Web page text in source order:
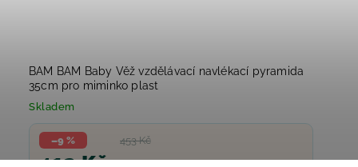
BAM BAM Baby Věž vzdělávací navlékací pyramida
35cm pro miminko plast
Skladem
453 Kč
–9 %